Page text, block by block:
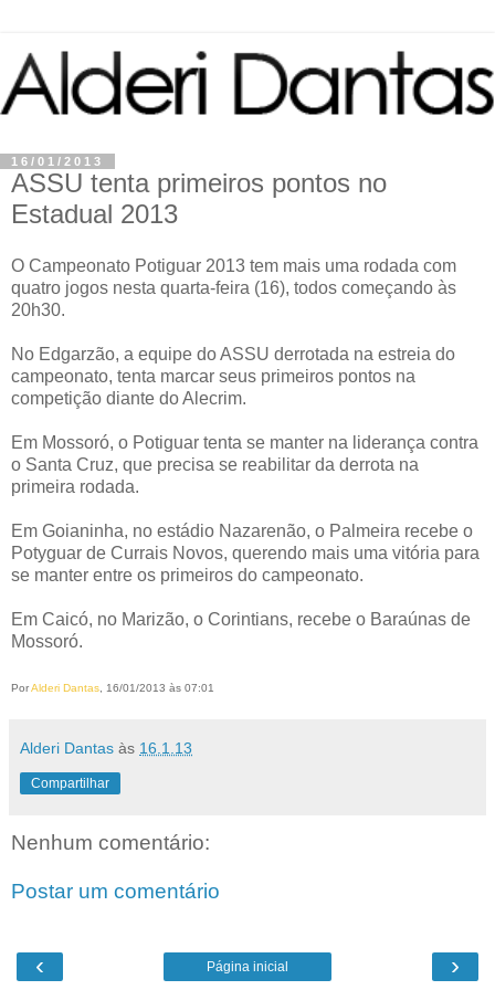
16/01/2013
ASSU tenta primeiros pontos no
Estadual 2013
O Campeonato Potiguar 2013 tem mais uma rodada com
quatro jogos nesta quarta-feira (16), todos começando às
20h30.
No Edgarzão, a equipe do ASSU derrotada na estreia do
campeonato, tenta marcar seus primeiros pontos na
competição diante do Alecrim.
Em Mossoró, o Potiguar tenta se manter na liderança contra
o Santa Cruz, que precisa se reabilitar da derrota na
primeira rodada.
Em Goianinha, no estádio Nazarenão, o Palmeira recebe o
Potyguar de Currais Novos, querendo mais uma vitória para
se manter entre os primeiros do campeonato.
Em Caicó, no Marizão, o Corintians, recebe o Baraúnas de
Mossoró.
PorAlderi Dantas, 16/01/2013 às 07:01
Alderi Dantas às 16.1.13
Compartilhar
Nenhum comentário:
Postar um comentário
‹ ›
Página inicial